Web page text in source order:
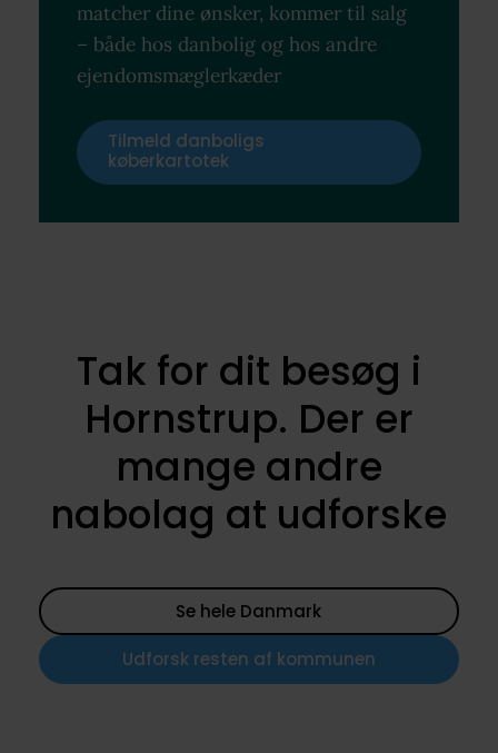
matcher dine ønsker, kommer til salg
– både hos danbolig og hos andre
ejendomsmæglerkæder
Tilmeld danboligs
køberkartotek
Tak for dit besøg i
Hornstrup. Der er
mange andre
nabolag at udforske
Se hele Danmark
Udforsk resten af kommunen